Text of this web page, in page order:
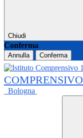
Chiudi
Conferma
Annulla Conferma
COMPRENSIVO
Bologna